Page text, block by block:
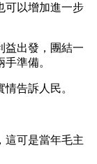
可以增加進一步
益出發，團結一
準備。
告訴人民。
這可是當年毛主